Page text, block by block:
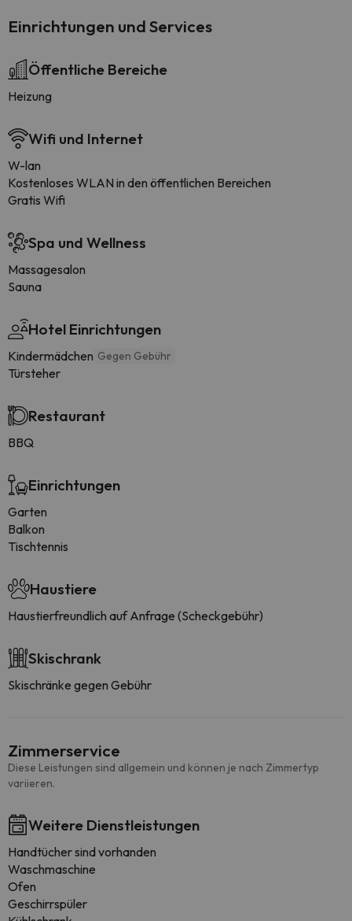
Einrichtungen und Services
Öffentliche Bereiche
Heizung
Wifi und Internet
W-lan
Kostenloses WLAN in den öffentlichen Bereichen
Gratis Wifi
Spa und Wellness
Massagesalon
Sauna
Hotel Einrichtungen
Kindermädchen Gegen Gebühr
Türsteher
Restaurant
BBQ
Einrichtungen
Garten
Balkon
Tischtennis
Haustiere
Haustierfreundlich auf Anfrage (Scheckgebühr)
Skischrank
Skischränke gegen Gebühr
Zimmerservice
Diese Leistungen sind allgemein und können je nach Zimmertyp
variieren.
Weitere Dienstleistungen
Handtücher sind vorhanden
Waschmaschine
Ofen
Geschirrspüler